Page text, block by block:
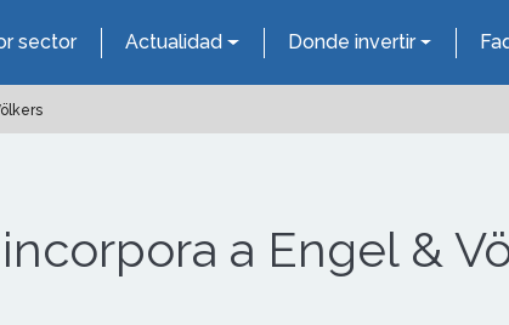
sector Actualidad Donde invertir
a Engel &